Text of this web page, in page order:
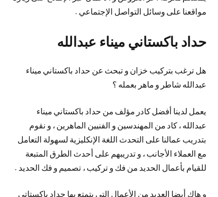
مواقعنا على وسائل التواصل الإجتماعي .
حداد باكستاني ميناء عبدالله
هل ترغب بتركيب خزان و تبحث عن حداد باكستاني ميناء
عبدالله شاطر و ماهر بعمله ؟
يعمل لدينا أفضل كادر مؤلف من حداد باكستاني ميناء
عبدالله ، كاد من المهندسين و الفنيين الماهرين ، و نقوم
بتدريب عمالنا على التحدث اللغة الإنكليزية لسهولة التعامل
مع العملاء الأجانب ، و تدريبهم على أحدث الطرق المتبعة
للقيام بأعمال الحديد من فك و تركيب ، تصميم و فك الحديد .
و هاك أيضا العديد من الأعمال التي يتمتع بها حداد باكستاتي